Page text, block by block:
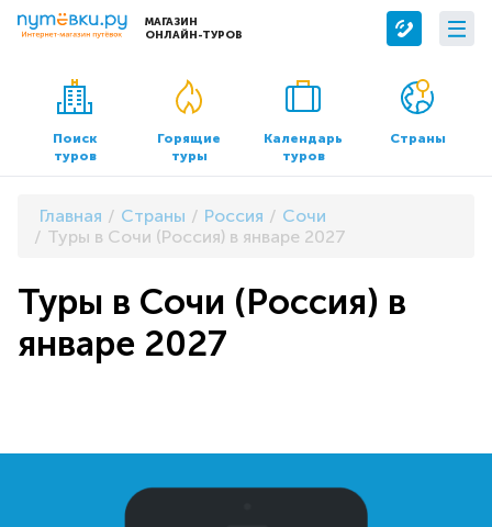
МАГАЗИН
ОНЛАЙН-ТУРОВ
Сервисы
Бронирование отелей
Трансфер
О компании
О нас
Контакты
Документы и реквизиты
Поиск
туров
Горящие
туры
Календарь
туров
Страны
Главная Страны Россия
Сочи
Туры в Сочи (Россия) в январе 2027
Туры в Сочи (Россия) в
январе 2027